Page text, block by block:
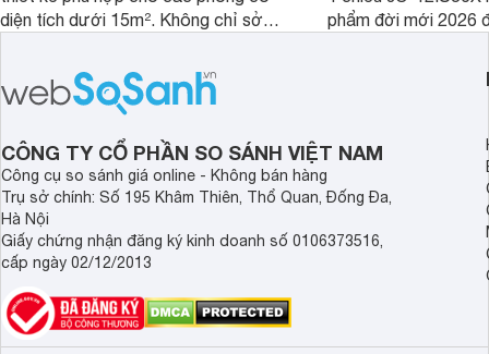
diện tích dưới 15m². Không chỉ sở
điện, sản phẩm còn có khả năng kiểm
soát độ ẩm hiệu quả cùng nhiều tính
năng hiện đại, trong khi vẫn duy trì
mức giá dễ tiếp cận.
phẩm đời mới 2026
sở hữu khả năng
có giá bán rất hợp lý.
CÔNG TY CỔ PHẦN SO SÁNH VIỆT NAM
Công cụ so sánh giá online - Không bán hàng
Trụ sở chính: Số 195 Khâm Thiên, Thổ Quan, Đống Đa,
Hà Nội
Giấy chứng nhận đăng ký kinh doanh số 0106373516,
cấp ngày 02/12/2013